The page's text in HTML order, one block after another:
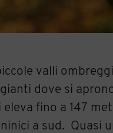
valli
dove si
eleva fino a 147
a sud. Quasi